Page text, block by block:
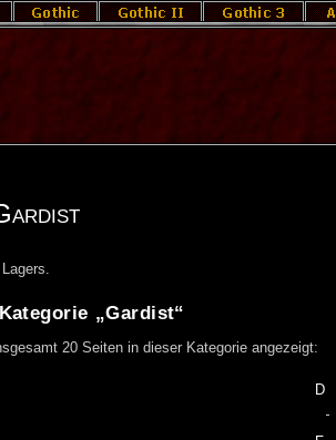
„Gardist“
20 Seiten in dieser Kategorie angezeigt:
D